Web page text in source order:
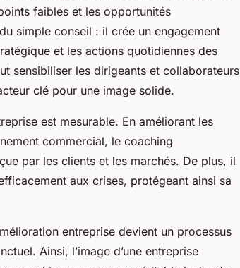
faibles et les opportunités
simple conseil : il crée un engagement
et les actions quotidiennes des
sensibiliser les dirigeants et collaborateurs
clé pour une image solide.
est mesurable. En améliorant les
commercial, le coaching
par les clients et les marchés. De plus, il
aux crises, protégeant ainsi sa
entreprise devient un processus
Ainsi, l’image d’une entreprise